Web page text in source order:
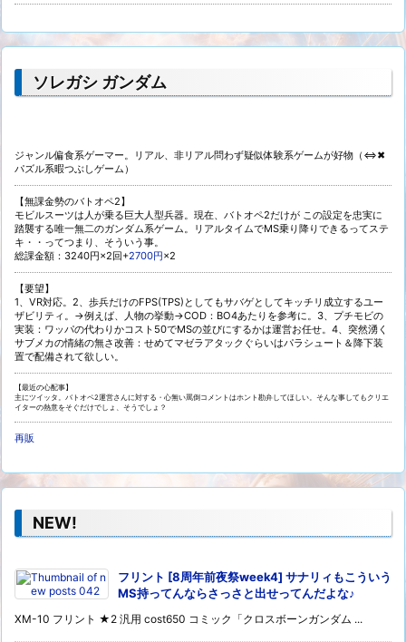
ソレガシ ガンダム
ジャンル偏食系ゲーマー。リアル、非リアル問わず疑似体験系ゲームが好物（⇔✖
パズル系暇つぶしゲーム）
【無課金勢のバトオペ2】
モビルスーツは人が乗る巨大人型兵器。現在、バトオペ2だけが この設定を忠実に
踏襲する唯一無二のガンダム系ゲーム。リアルタイムでMS乗り降りできるってステ
キ・・ってつまり、そういう事。
総課金額：3240円×2回+2700円×2
【要望】
1、VR対応。2、歩兵だけのFPS(TPS)としてもサバゲとしてキッチリ成立するユー
ザビリティ。→例えば、人物の挙動→COD：BO4あたりを参考に。3、プチモビの
実装：ワッパの代わりかコスト50でMSの並びにするかは運営お任せ。4、突然湧く
サブメカの情緒の無さ改善：せめてマゼラアタックぐらいはパラシュート＆降下装
置で配備されて欲しい。
【最近の心配事】
主にツイッタ。バトオペ2運営さんに対する・心無い罵倒コメントはホント勘弁してほしい。そんな事してもクリエ
イターの熱意をそぐだけでしょ、そうでしょ？
再販
NEW!
フリント [8周年前夜祭week4] サナリィもこういう
MS持ってんならさっさと出せってんだよな♪
XM-10 フリント ★2 汎用 cost650 コミック「クロスボーンガンダム ...